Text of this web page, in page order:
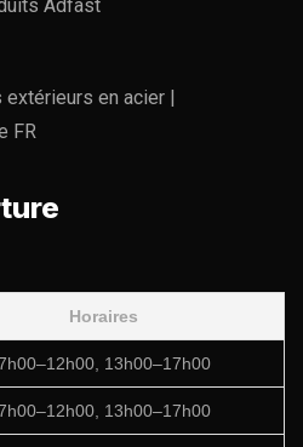
Adfast
en acier |
FR
Horaires
13h00–17h00
13h00–17h00